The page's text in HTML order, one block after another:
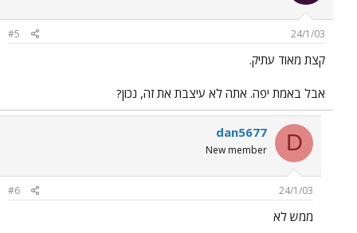
24/1/03
#5
קצת מאוד עתיק.
אבל באמת יפה. אתה לא עיצבת את זה, נכון?
D
dan5677
New member
24/1/03
#6
ממש לא